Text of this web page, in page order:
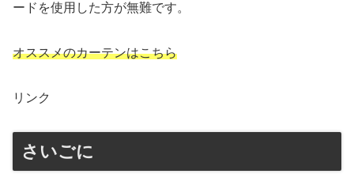
ードを使用した方が無難です。
オススメのカーテンはこちら
リンク
さいごに